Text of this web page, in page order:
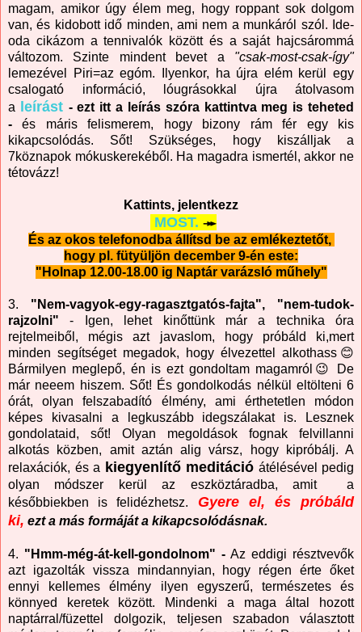
magam, amikor úgy élem meg, hogy roppant sok dolgom
van, és kidobott idő minden, ami nem a munkáról szól. Ide-
oda cikázom a tennivalók között és a saját hajcsárommá
változom. Szinte mindent bevet a "csak-most-csak-így"
lemezével Piri=az egóm. Ilyenkor, ha újra elém kerül egy
csalogató információ, lóugrásokkal újra átolvasom
a leírást - ezt itt a leírás szóra kattintva meg is teheted
-és máris felismerem, hogy bizony rám fér egy kis
kikapcsolódás. Sőt! Szükséges, hogy kiszálljak a
7köznapok mókuskerekéből. Ha magadra ismertél, akkor ne
tétovázz!
Kattints, jelentkezz
MOST. ↠
És az okos telefonodba állítsd be az emlékeztetőt,
hogy pl. fütyüljön december 9-én este:
"Holnap 12.00-18.00 ig Naptár varázsló műhely"
3. "Nem-vagyok-egy-ragasztgatós-fajta", "nem-tudok-
rajzolni"- Igen, lehet kinőttünk már a technika óra
rejtelmeiből, mégis azt javaslom, hogy próbáld ki,mert
minden segítséget megadok, hogy élvezettel alkothass😊
Bármilyen meglepő, én is ezt gondoltam magamról😉 De
már neeem hiszem. Sőt! És gondolkodás nélkül eltölteni 6
órát, olyan felszabadító élmény, ami érthetetlen módon
képes kivasalni a legkuszább idegszálakat is. Lesznek
gondolataid, sőt! Olyan megoldások fognak felvillanni
alkotás közben, amit aztán alig vársz, hogy kipróbálj. A
relaxációk, és a kiegyenlítő meditáció átélésével pedig
olyan módszer kerül az eszköztáradba, amit a
későbbiekben is felidézhetsz. Gyere el, és próbáld
ki, ezt a más formáját a kikapcsolódásnak.
4. "Hmm-még-át-kell-gondolnom" -Az eddigi résztvevők
azt igazolták vissza mindannyian, hogy régen érte őket
ennyi kellemes élmény ilyen egyszerű, természetes és
könnyed keretek között. Mindenki a maga által hozott
naptárral/füzettel dolgozik, teljesen szabadon választott